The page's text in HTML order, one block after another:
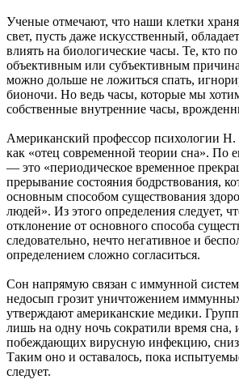
Ученые отмечают, что наши клетки
свет, пусть даже искусственный,
влиять на биологические часы. Те, кто
объективным или субъективным
можно дольше не ложиться спать,
бионочи. Но ведь часы, которые мы
собственные внутренние часы,
Американский профессор психологии Н.
как «отец современной теории сна». По
— это «периодическое временное
прерывание состояния бодрствования,
основным способом существования
людей». Из этого определения следует,
отклонение от основного способа
следовательно, нечто негативное и
определением сложно согласиться.
Сон напрямую связан с иммунной
недосып грозит уничтожением
утверждают американские медики.
лишь на одну ночь сократили время сна,
побеждающих вирусную инфекцию,
Таким оно и оставалось, пока
следует.